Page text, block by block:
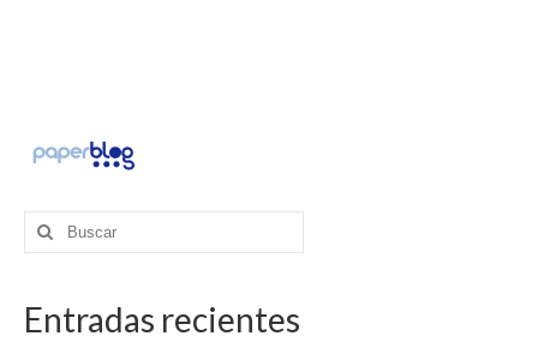
Buscar
por:
Entradas recientes